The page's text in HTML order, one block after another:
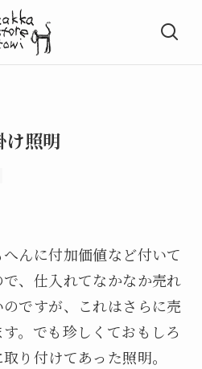
け照明
んに付加価値など付いて
、仕入れてなかなか売れ
ですが、これはさらに売
。でも珍しくておもしろ
り付けてあった照明。